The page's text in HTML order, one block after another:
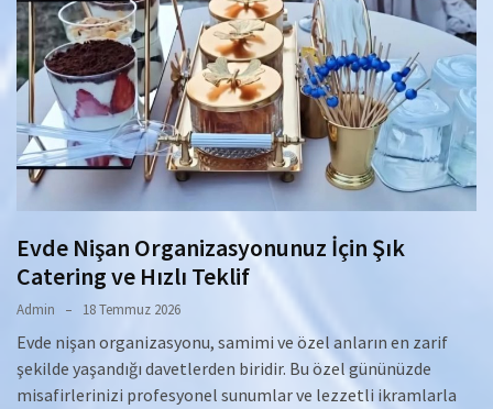
Evde Nişan Organizasyonunuz İçin Şık
Catering ve Hızlı Teklif
Admin 18 Temmuz 2026
Evde nişan organizasyonu, samimi ve özel anların en zarif
şekilde yaşandığı davetlerden biridir. Bu özel gününüzde
misafirlerinizi profesyonel sunumlar ve lezzetli ikramlarla